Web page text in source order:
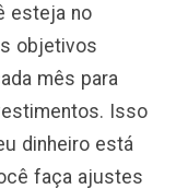
esteja no
objetivos
mês para
Isso
dinheiro está
faça ajustes